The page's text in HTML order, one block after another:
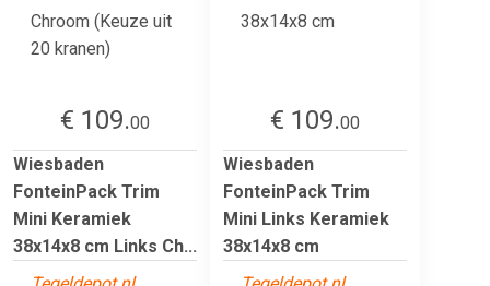
€ 109.00
Wiesbaden
FonteinPack Trim
Mini Keramiek
38x14x8 cm Links Ch...
€ 109.00
Wiesbaden
FonteinPack Trim
Mini Links Keramiek
38x14x8 cm